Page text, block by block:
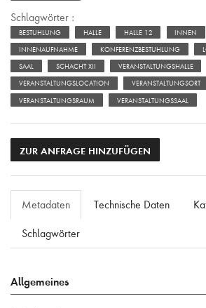
Schlagwörter :
BESTUHLUNG HALLE HALLE 12 INNEN
INNENAUFNAHME KONFERENZBESTUHLUNG
SAAL SCHACHT XII VERANSTALTUNGSHALLE
VERANSTALTUNGSLOCATION VERANSTALTUNGSORT
VERANSTALTUNGSRAUM VERANSTALTUNGSSAAL
ZUR ANFRAGE HINZUFÜGEN
Metadaten Technische Daten
Schlagwörter
Allgemeines